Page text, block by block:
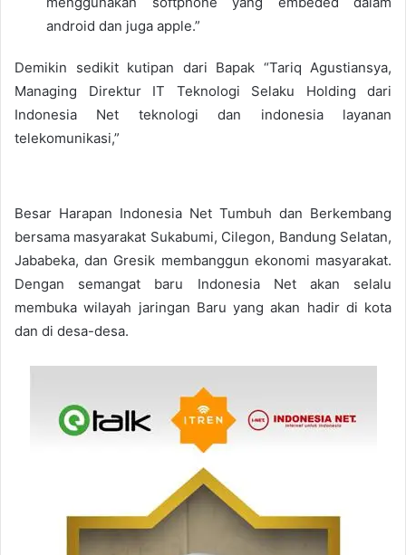
android dan juga apple.”
Demikin sedikit kutipan dari Bapak “Tariq Agustiansya,
Managing Direktur IT Teknologi Selaku Holding dari
Indonesia Net teknologi dan indonesia layanan
telekomunikasi,”
Besar Harapan Indonesia Net Tumbuh dan Berkembang
bersama masyarakat Sukabumi, Cilegon, Bandung Selatan,
Jababeka, dan Gresik membanggun ekonomi masyarakat.
Dengan semangat baru Indonesia Net akan selalu
membuka wilayah jaringan Baru yang akan hadir di kota
dan di desa-desa.